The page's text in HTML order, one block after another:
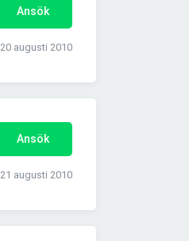
Ansök
20 augusti 2010
Ansök
21 augusti 2010